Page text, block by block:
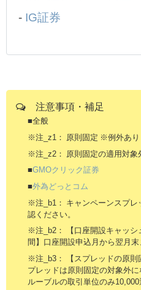
- IG証券
注意事項・補足
■全般
※注_z1： 原則固定 ※例外あり
※注_z2： 原則固定の適用対象
■GMOクリック証券
■外為どっとコム
※注_b1： キャンペーンスプレ
認ください。
※注_b2： 【口座開設キャッシ
間】口座開設申込月から翌月末
※注_b3： 【スプレッドの原則
プレッドは原則固定の対象外
ルーブルの取引単位のみ